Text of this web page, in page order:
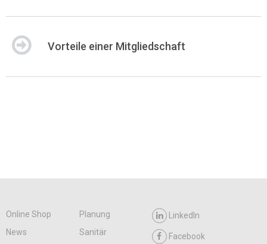
Vorteile einer Mitgliedschaft
Online Shop
Planung
News
Sanitär
LinkedIn
Facebook